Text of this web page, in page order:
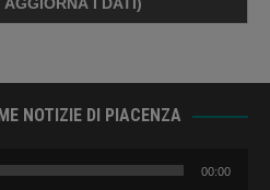
NOTIZIE DI PIACENZA
00:00